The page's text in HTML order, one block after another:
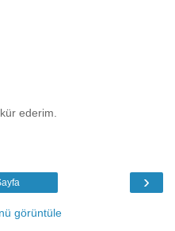
ederim.
›
görüntüle